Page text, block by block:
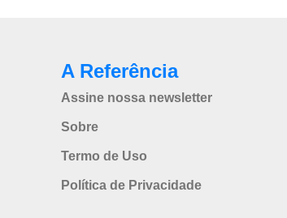
A Referência
Assine nossa newsletter
Sobre
Termo de Uso
Política de Privacidade